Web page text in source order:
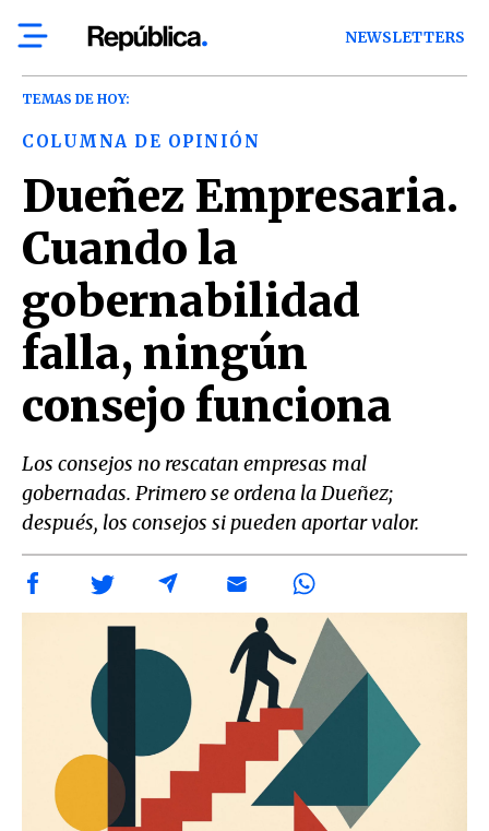
NEWSLETTERS
TEMAS DE HOY:
COLUMNA DE OPINIÓN
Dueñez Empresaria.
Cuando la
gobernabilidad
falla, ningún
consejo funciona
Los consejos no rescatan empresas mal
gobernadas. Primero se ordena la Dueñez;
después, los consejos si pueden aportar valor.